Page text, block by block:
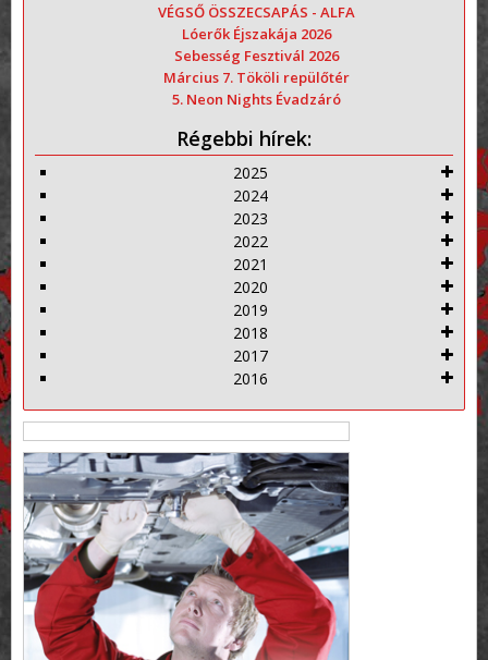
VÉGSŐ ÖSSZECSAPÁS - ALFA
Lóerők Éjszakája 2026
Sebesség Fesztivál 2026
Március 7. Tököli repülőtér
5. Neon Nights Évadzáró
Régebbi hírek:
2025
2024
2023
2022
2021
2020
2019
2018
2017
2016